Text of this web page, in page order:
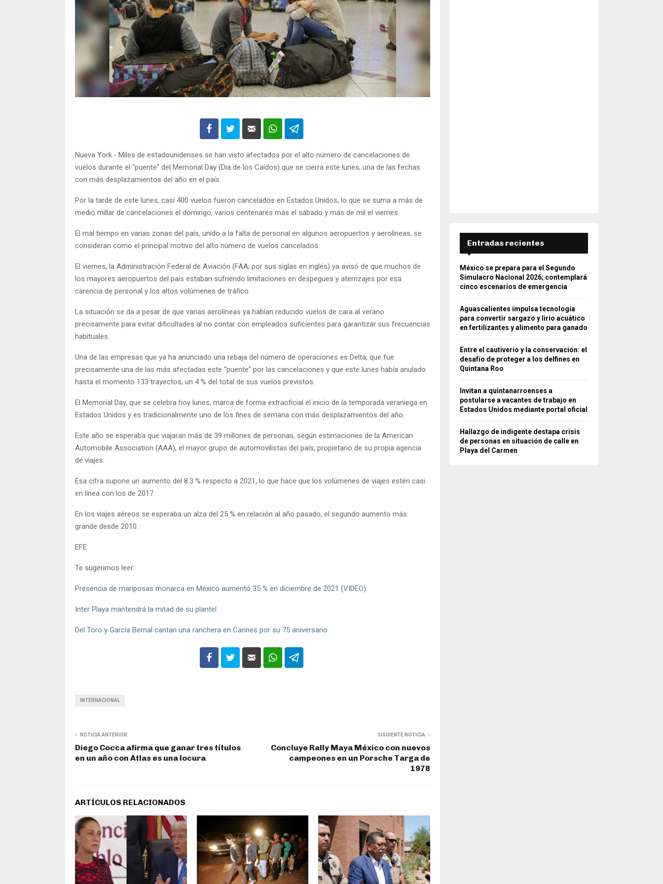
Nueva York.- Miles de estadounidenses se han visto afectados por el alto número de cancelaciones de
vuelos durante el “puente” del Memorial Day (Día de los Caídos) que se cierra este lunes, una de las fechas
con más desplazamientos del año en el país.
Por la tarde de este lunes, casi 400 vuelos fueron cancelados en Estados Unidos, lo que se suma a más de
medio millar de cancelaciones el domingo, varios centenares más el sábado y más de mil el viernes.
El mal tiempo en varias zonas del país, unido a la falta de personal en algunos aeropuertos y aerolíneas, se
consideran como el principal motivo del alto número de vuelos cancelados.
El viernes, la Administración Federal de Aviación (FAA, por sus siglas en inglés) ya avisó de que muchos de
los mayores aeropuertos del país estaban sufriendo limitaciones en despegues y aterrizajes por esa
carencia de personal y los altos volúmenes de tráfico.
La situación se da a pesar de que varias aerolíneas ya habían reducido vuelos de cara al verano
precisamente para evitar dificultades al no contar con empleados suficientes para garantizar sus frecuencias
habituales.
Una de las empresas que ya ha anunciado una rebaja del número de operaciones es Delta, que fue
precisamente una de las más afectadas este “puente” por las cancelaciones y que este lunes había anulado
hasta el momento 133 trayectos, un 4 % del total de sus vuelos previstos.
El Memorial Day, que se celebra hoy lunes, marca de forma extraoficial el inicio de la temporada veraniega en
Estados Unidos y es tradicionalmente uno de los fines de semana con más desplazamientos del año.
Este año se esperaba que viajaran más de 39 millones de personas, según estimaciones de la American
Automobile Association (AAA), el mayor grupo de automovilistas del país, propietario de su propia agencia
de viajes.
Esa cifra supone un aumento del 8.3 % respecto a 2021, lo que hace que los volúmenes de viajes estén casi
en línea con los de 2017.
En los viajes aéreos se esperaba un alza del 25 % en relación al año pasado, el segundo aumento más
grande desde 2010.
EFE
Te sugerimos leer:
Presencia de mariposas monarca en México aumentó 35 % en diciembre de 2021 (VIDEO)
Inter Playa mantendrá la mitad de su plantel
Del Toro y García Bernal cantan una ranchera en Cannes por su 75 aniversario
INTERNACIONAL
NOTICIA ANTERIOR
Diego Cocca afirma que ganar tres títulos
en un año con Atlas es una locura
SIGUIENTE NOTICIA
Concluye Rally Maya México con nuevos
campeones en un Porsche Targa de
1978
ARTÍCULOS RELACIONADOS
Entradas recientes
México se prepara para el Segundo
Simulacro Nacional 2026; contemplará
cinco escenarios de emergencia
Aguascalientes impulsa tecnología
para convertir sargazo y lirio acuático
en fertilizantes y alimento para ganado
Entre el cautiverio y la conservación: el
desafío de proteger a los delfines en
Quintana Roo
Invitan a quintanarroenses a
postularse a vacantes de trabajo en
Estados Unidos mediante portal oficial
Hallazgo de indigente destapa crisis
de personas en situación de calle en
Playa del Carmen